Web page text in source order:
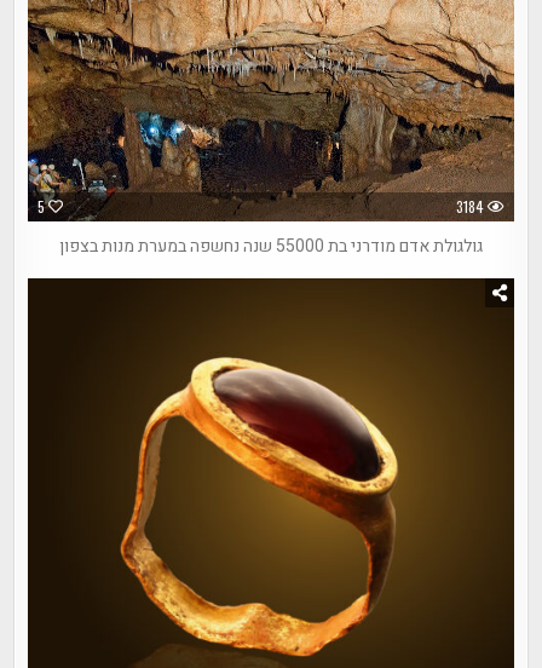
5 3184
גולגולת אדם מודרני בת 55000 שנה נחשפה במערת מנות בצפון